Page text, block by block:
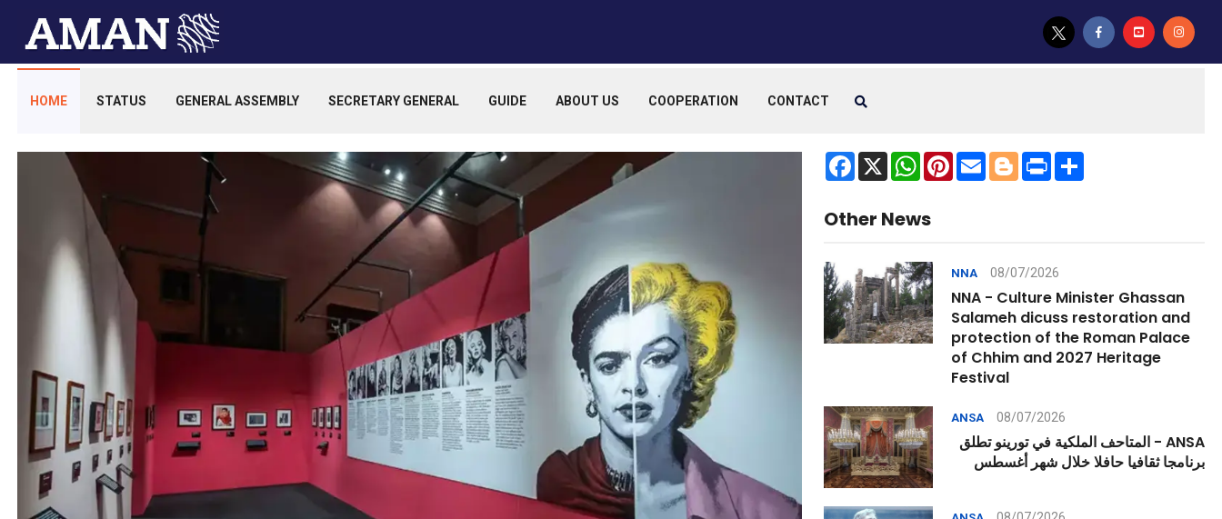
HOME STATUS GENERAL ASSEMBLY SECRETARY GENERAL GUIDE ABOUT US COOPERATION CONTACT
Facebook
X WhatsApp
Pinterest
EmailBlogger
Print Share
Other News
NNA 08/07/2026
NNA - Culture Minister Ghassan
Salameh dicuss restoration and
protection of the Roman Palace
of Chhim and 2027 Heritage
Festival
ANSA 08/07/2026
ANSA - المتاحف الملكية في تورينو تطلق
برنامجا ثقافيا حافلا خلال شهر أغسطس